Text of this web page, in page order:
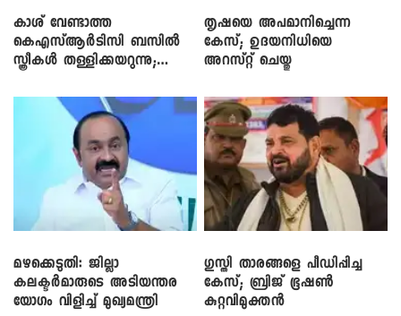
കാശ് വേണ്ടാത്ത
കെഎസ്ആർടിസി ബസിൽ
സ്ത്രീകൾ തള്ളിക്കയറുന്നു;
തൃഷയെ അപമാനിച്ചെന്ന
കേസ്; ഉദയനിധിയെ
അറസ്റ്റ് ചെയ്തു
മഴക്കെടുതി: ജില്ലാ
കലക്ടർമാരുടെ അടിയന്തര
യോഗം വിളിച്ച് മുഖ്യമന്ത്രി
​ഗുസ്തി താരങ്ങളെ പീഡിപ്പിച്ച
കേസ്; ബ്രിജ് ഭൂഷൺ
കുറ്റവിമുക്തൻ